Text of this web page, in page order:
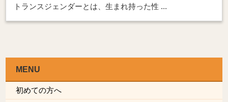
トランスジェンダーとは、生まれ持った性 ...
MENU
初めての方へ